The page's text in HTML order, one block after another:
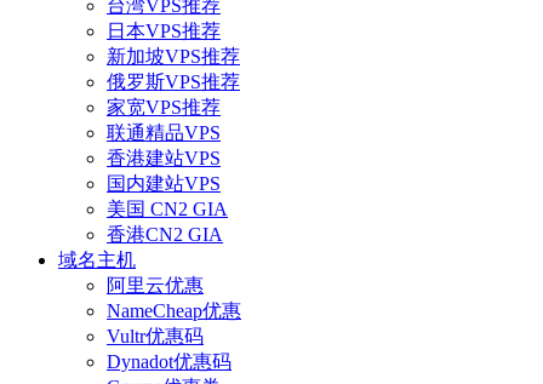
台湾VPS推荐
日本VPS推荐
新加坡VPS推荐
俄罗斯VPS推荐
家宽VPS推荐
联通精品VPS
香港建站VPS
国内建站VPS
美国 CN2 GIA
香港CN2 GIA
域名主机
阿里云优惠
NameCheap优惠
Vultr优惠码
Dynadot优惠码